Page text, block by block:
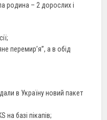
родина – 2 дорослих і
перемир’я”, а в обід
в Україну новий пакет
на базі пікапів;